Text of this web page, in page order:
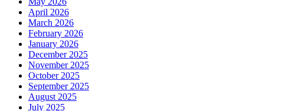
April 2026
March 2026
February 2026
January 2026
December 2025
November 2025
October 2025
September 2025
August 2025
July 2025